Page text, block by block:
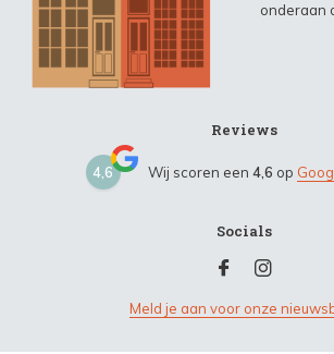
onderaan
Reviews
4,6 Wij scoren een 4,6 op
Socials
Meld je aan voor onze